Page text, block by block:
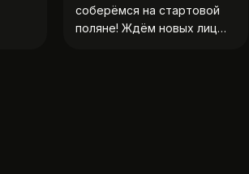
соберёмся на стартовой
поляне! Ждём новых лиц…